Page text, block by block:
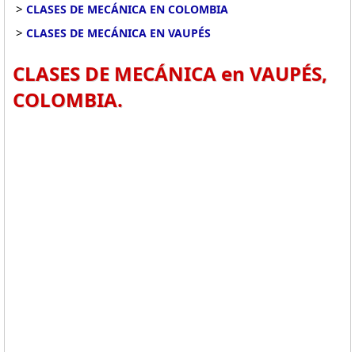
> CLASES DE MECÁNICA EN COLOMBIA
> CLASES DE MECÁNICA EN VAUPÉS
CLASES DE MECÁNICA en VAUPÉS,
COLOMBIA.